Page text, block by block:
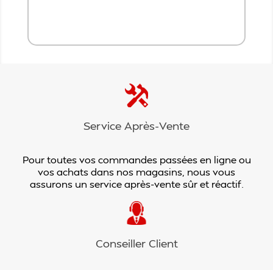
Service Après-Vente
Pour toutes vos commandes passées en ligne ou
vos achats dans nos magasins, nous vous
assurons un service après-vente sûr et réactif.
Conseiller Client